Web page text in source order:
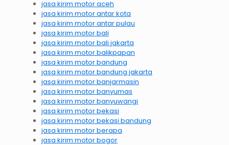
jasa kirim motor aceh
jasa kirim motor antar kota
jasa kirim motor antar pulau
jasa kirim motor bali
jasa kirim motor bali jakarta
jasa kirim motor balikpapan
jasa kirim motor bandung
jasa kirim motor bandung jakarta
jasa kirim motor banjarmasin
jasa kirim motor banyumas
jasa kirim motor banyuwangi
jasa kirim motor bekasi
jasa kirim motor bekasi bandung
jasa kirim motor berapa
jasa kirim motor bogor